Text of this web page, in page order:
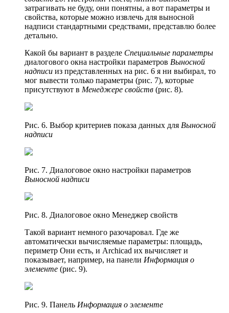
затрагивать не буду, они понятны, а вот параметры и
свойства, которые можно извлечь для выносной
надписи стандартными средствами, представлю более
детально.
Какой бы вариант в разделе Специальные параметры
диалогового окна настройки параметров Выносной
надписи из представленных на рис. 6 я ни выбирал, то
мог вывести только параметры (рис. 7), которые
присутствуют в Менеджере свойств (рис. 8).
Рис. 6. Выбор критериев показа данных для Выносной
надписи
Рис. 7. Диалоговое окно настройки параметров
Выносной надписи
Рис. 8. Диалоговое окно Менеджер свойств
Такой вариант немного разочаровал. Где же
автоматически вычисляемые параметры: площадь,
периметр Они есть, и Archicad их вычисляет и
показывает, например, на панели Информация о
элементе (рис. 9).
Рис. 9. Панель Информация о элементе